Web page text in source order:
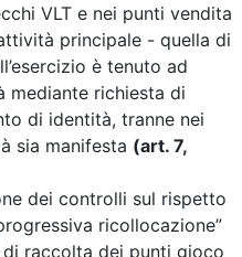
VLT e nei punti vendita
principale - quella di
è tenuto ad
mediante richiesta di
di identità, tranne nei
sia manifesta (art. 7,
dei controlli sul rispetto
ricollocazione”
raccolta dei punti gioco